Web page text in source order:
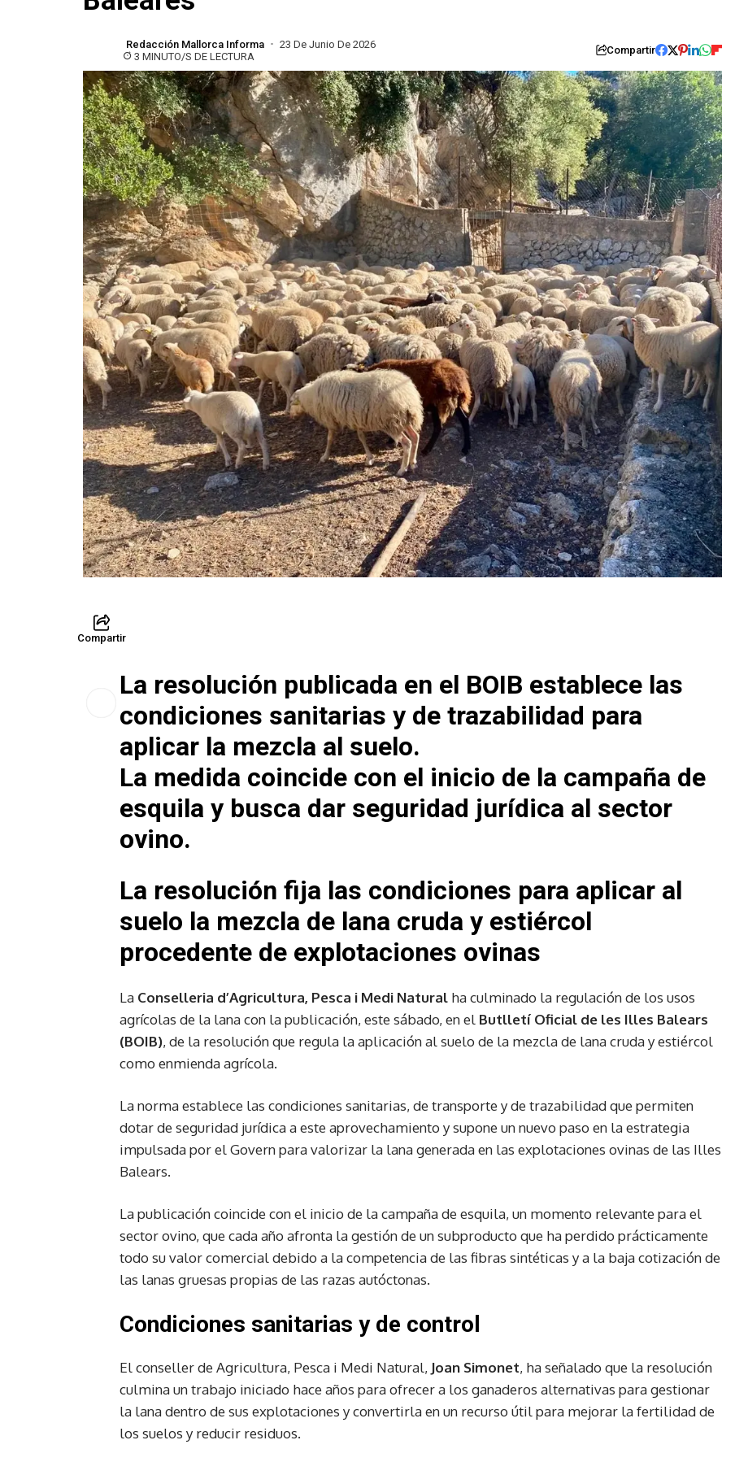
Redacción Mallorca Informa
23 De Junio De 2026
3 MINUTO/S DE LECTURA
Compartir
Compartir
La resolución publicada en el BOIB establece las
condiciones sanitarias y de trazabilidad para
aplicar la mezcla al suelo.
La medida coincide con el inicio de la campaña de
esquila y busca dar seguridad jurídica al sector
ovino.
La resolución fija las condiciones para aplicar al
suelo la mezcla de lana cruda y estiércol
procedente de explotaciones ovinas
La Conselleria d’Agricultura, Pesca i Medi Natural ha culminado la regulación de los usos
agrícolas de la lana con la publicación, este sábado, en el Butlletí Oficial de les Illes Balears
(BOIB), de la resolución que regula la aplicación al suelo de la mezcla de lana cruda y estiércol
como enmienda agrícola.
La norma establece las condiciones sanitarias, de transporte y de trazabilidad que permiten
dotar de seguridad jurídica a este aprovechamiento y supone un nuevo paso en la estrategia
impulsada por el Govern para valorizar la lana generada en las explotaciones ovinas de las Illes
Balears.
La publicación coincide con el inicio de la campaña de esquila, un momento relevante para el
sector ovino, que cada año afronta la gestión de un subproducto que ha perdido prácticamente
todo su valor comercial debido a la competencia de las fibras sintéticas y a la baja cotización de
las lanas gruesas propias de las razas autóctonas.
Condiciones sanitarias y de control
El conseller de Agricultura, Pesca i Medi Natural, Joan Simonet, ha señalado que la resolución
culmina un trabajo iniciado hace años para ofrecer a los ganaderos alternativas para gestionar
la lana dentro de sus explotaciones y convertirla en un recurso útil para mejorar la fertilidad de
los suelos y reducir residuos.